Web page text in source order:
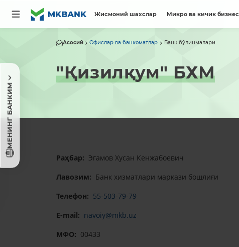
Жисмоний шахслар Микро ва кичик бизнес
МЕНИНГ БАНКИМ
Асосий Офислар ва банкоматлар Банк бўлинмалари
"Қизилқум" БХМ
Раҳбар: Эгамов Хусан Кенжабоевич
Лавозим: Банк хизматлари маркази бошлиғи
Телефон: 55-503-79-79
E-mail: navoiy@mkb.uz
МФО: 00433